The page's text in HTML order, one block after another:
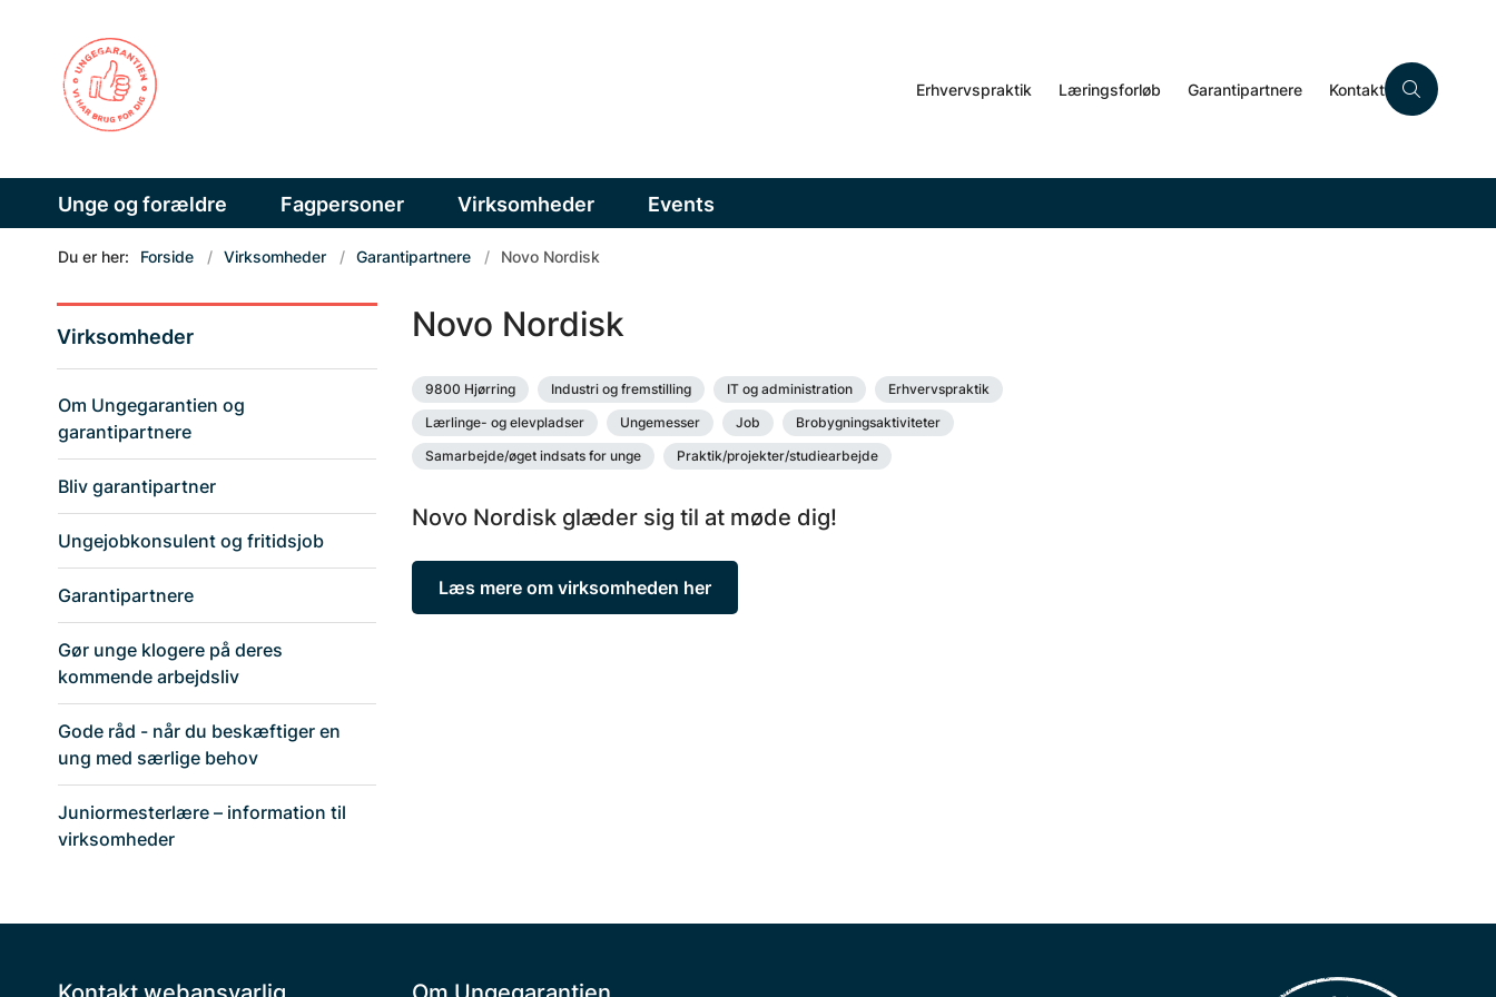
Erhvervspraktik Læringsforløb Garantipartnere Kontakt
Unge og forældre Fagpersoner Virksomheder Events
Du er her: Forside Virksomheder Garantipartnere Novo Nordisk
Virksomheder
Om Ungegarantien og
garantipartnere
Bliv garantipartner
Ungejobkonsulent og fritidsjob
Garantipartnere
Gør unge klogere på deres
kommende arbejdsliv
Gode råd - når du beskæftiger en
ung med særlige behov
Juniormesterlære – information til
virksomheder
Novo Nordisk
9800 Hjørring Industri og fremstilling IT og administration
Erhvervspraktik
Lærlinge- og elevpladser
Ungemesser Job
Brobygningsaktiviteter
Samarbejde/øget indsats for unge
Praktik/projekter/studiearbejde
Novo Nordisk glæder sig til at møde dig!
Læs mere om virksomheden her